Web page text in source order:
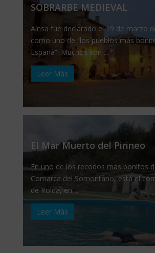
SOBRARBE MEDIEVAL
Aínsa fue declarado el 19 de marzo
como uno de “los pueblos más
España”. Muchos son ...
Leer Más
El Mar Muerto del Pirineo
En uno de los recodos más bonitos
Comarca del Somontano, está el
de Rolda, en ...
Leer Más